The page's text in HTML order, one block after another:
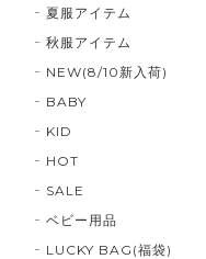
夏服アイテム
秋服アイテム
NEW(8/10新入荷)
BABY
KID
HOT
SALE
ベビー用品
LUCKY BAG(福袋)